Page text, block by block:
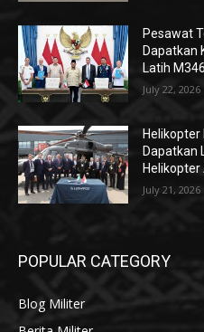
Pesawat
Dapatkan
Latih
July 22, 2026
Helikopter
Dapatkan
Helikopter
July 21, 2026
POPULAR CATEGORY
Blog Militer